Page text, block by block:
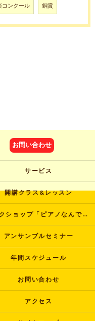
コンクール 銅賞
お問い合わせ
サービス
開講クラス&レッスン
ワークショップ「ピアノなんでも塾」
アンサンブルセミナー
年間スケジュール
お問い合わせ
アクセス